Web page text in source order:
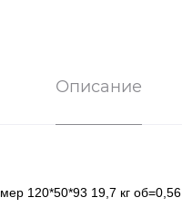
Описание
120*50*93 19,7 кг об=0,56